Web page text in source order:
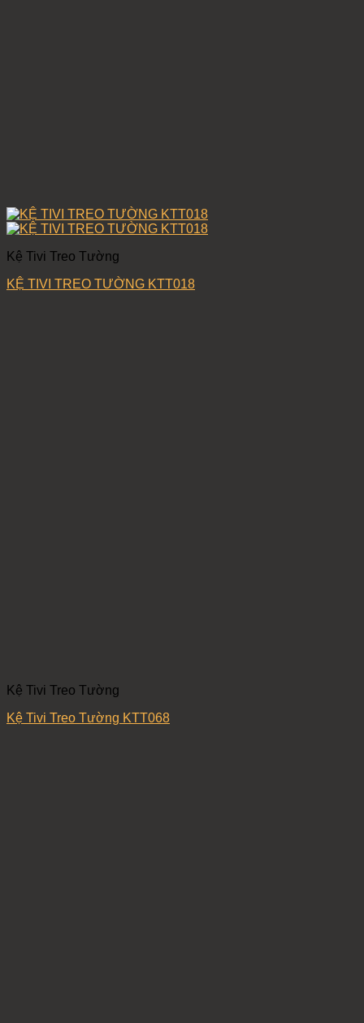
Kệ Tivi Treo Tường
KỆ TIVI TREO TƯỜNG KTT018
Kệ Tivi Treo Tường
Kệ Tivi Treo Tường KTT068